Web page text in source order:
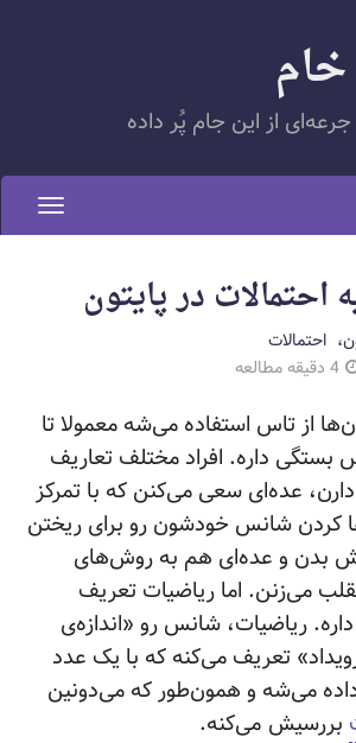
از این جام پُر داده
احتمالات در پایتون
احتمالات
4 دقیقه مطالعه
از تاس استفاده می‌شه معمولا تا
داره. افراد مختلف تعاریف
عده‌ای سعی می‌کنن که با تمرکز
کردن شانس خودشون رو برای ریختن
بدن و عده‌ای هم به روش‌های
می‌زنن. اما ریاضیات تعریف
ریاضیات، شانس رو «اندازه‌ی
تعریف می‌کنه که با یک عدد
داده می‌شه و همون‌طور که می‌دونین
بررسیش می‌کنه.